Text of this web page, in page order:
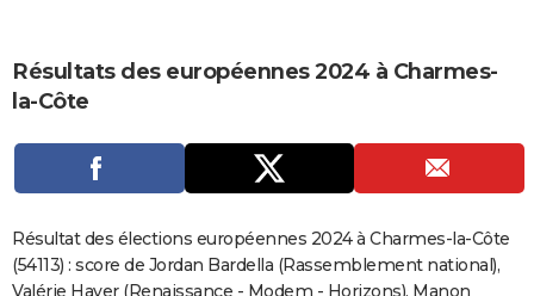
CARTE DE VOEUX
Carte de Noël
Carte Bonne année
Carte Saint-Valentin
Carte Pâques
Carte d'anniversaire
Dictionnaire
Biographies
Expressions
Proverbes
PROGRAMME TV
S'inscrire
Se connecter
Lycées
Collèges
Primaires
Universités
Entreprises
Service militaire
Avis de recherche
AVIS DE DÉCÈS
Résultats des européennes 2024 à Charmes-
la-Côte
Résultat des élections européennes 2024 à Charmes-la-Côte
(54113) : score de Jordan Bardella (Rassemblement national),
Valérie Hayer (Renaissance - Modem - Horizons), Manon